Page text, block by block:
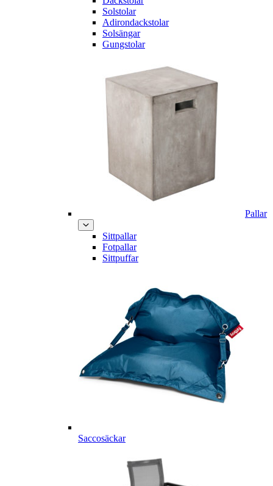
Solstolar
Adirondackstolar
Solsängar
Gungstolar
Pallar
Sittpallar
Fotpallar
Sittpuffar
Saccosäckar